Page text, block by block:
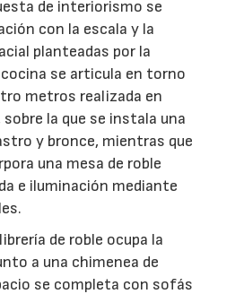
de interiorismo se
con la escala y la
planteadas por la
se articula en torno
metros realizada en
sobre la que se instala una
y bronce, mientras que
una mesa de roble
e iluminación mediante
de roble ocupa la
a una chimenea de
se completa con sofás